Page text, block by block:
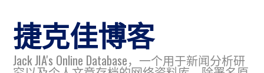
捷克佳博客
Jack JIA's Online Database，一个用于新闻分析研